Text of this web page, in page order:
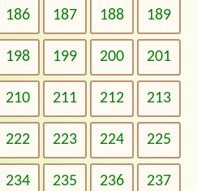
186 187 188 189
198 199 200 201
210 211 212 213
222 223 224 225
234 235 236 237